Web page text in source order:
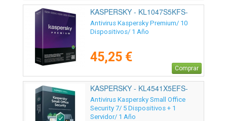
KASPERSKY - KL1047S5KFS-
MSBES
Antivirus Kaspersky Premium/ 10
Dispositivos/ 1 Año
45,25 €
Comprar
KASPERSKY - KL4541X5EFS-
SSB-ES
Antivirus Kaspersky Small Office
Security 7/ 5 Dispositivos + 1
Servidor/ 1 Año